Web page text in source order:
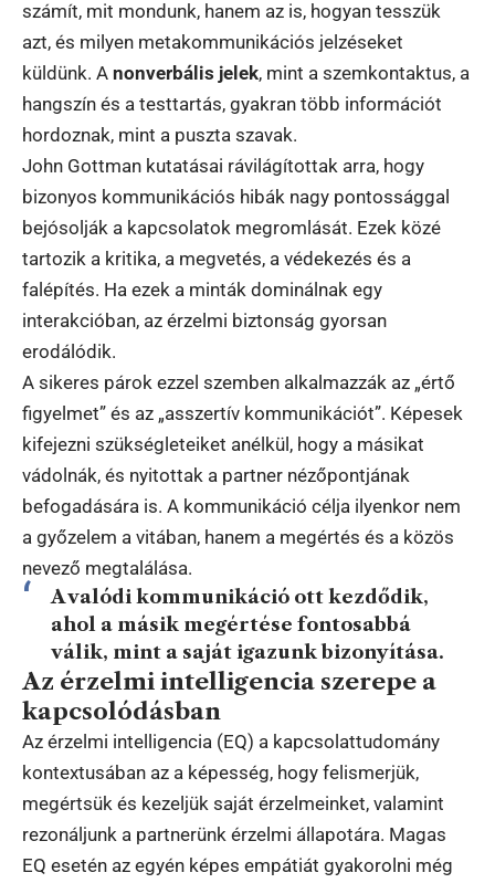
számít, mit mondunk, hanem az is, hogyan tesszük
azt, és milyen metakommunikációs jelzéseket
küldünk. A nonverbális jelek, mint a szemkontaktus, a
hangszín és a testtartás, gyakran több információt
hordoznak, mint a puszta szavak.
John Gottman kutatásai rávilágítottak arra, hogy
bizonyos kommunikációs hibák nagy pontossággal
bejósolják a kapcsolatok megromlását. Ezek közé
tartozik a kritika, a megvetés, a védekezés és a
falépítés. Ha ezek a minták dominálnak egy
interakcióban, az érzelmi biztonság gyorsan
erodálódik.
A sikeres párok ezzel szemben alkalmazzák az „értő
figyelmet” és az „asszertív kommunikációt”. Képesek
kifejezni szükségleteiket anélkül, hogy a másikat
vádolnák, és nyitottak a partner nézőpontjának
befogadására is. A kommunikáció célja ilyenkor nem
a győzelem a vitában, hanem a megértés és a közös
nevező megtalálása.
A valódi kommunikáció ott kezdődik,
ahol a másik megértése fontosabbá
válik, mint a saját igazunk bizonyítása.
Az érzelmi intelligencia szerepe a
kapcsolódásban
Az érzelmi intelligencia (EQ) a kapcsolattudomány
kontextusában az a képesség, hogy felismerjük,
megértsük és kezeljük saját érzelmeinket, valamint
rezonáljunk a partnerünk érzelmi állapotára. Magas
EQ esetén az egyén képes empátiát gyakorolni még